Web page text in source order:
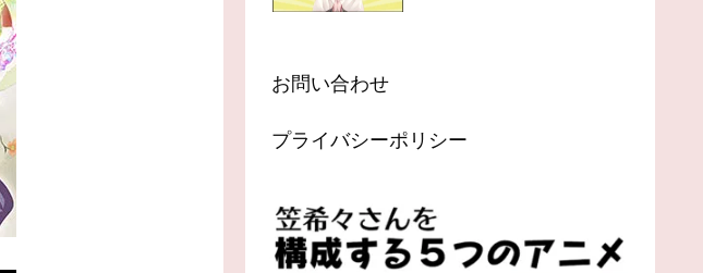
お問い合わせ
プライバシーポリシー